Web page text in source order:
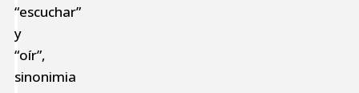
“escuchar”
y
“oír”,
sinonimia